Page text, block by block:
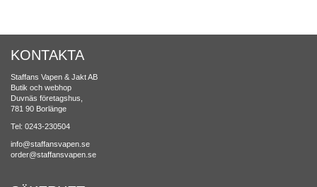
KONTAKTA
Staffans Vapen & Jakt AB
Butik och webhop
Duvnäs företagshus,
781 90 Borlänge
Tel: 0243-230504
info@staffansvapen.se
order@staffansvapen.se